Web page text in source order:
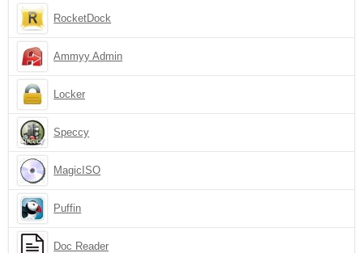
RocketDock
Ammyy Admin
Locker
Speccy
MagicISO
Puffin
Doc Reader